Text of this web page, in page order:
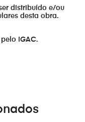
distribuído e/ou
desta obra.
IGAC.